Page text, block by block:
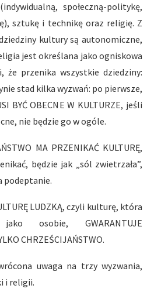
społeczną-politykę,
sztukę i technikę oraz religię. Z
kultury są autonomiczne,
jest określana jako ogniskowa
przenika wszystkie dziedziny:
stad kilka wyzwań: po pierwsze,
BYĆ OBECNE W KULTURZE, jeśli
nie będzie go w ogóle.
MA PRZENIKAĆ KULTURĘ,
będzie jak „sól zwietrzała”,
podeptanie.
LUDZKĄ, czyli kulturę, która
osobie, GWARANTUJE
CHRZEŚCIJAŃSTWO.
uwaga na trzy wyzwania,
i religii.